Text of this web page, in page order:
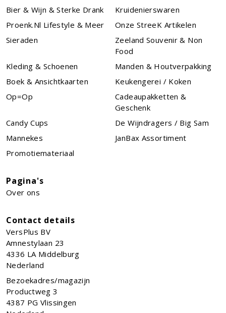
Bier & Wijn & Sterke Drank
Kruidenierswaren
Proenk.nl Lifestyle & Meer
Onze StreeK Artikelen
Sieraden
Zeeland Souvenir & Non
Food
Kleding & Schoenen
Manden & Houtverpakking
Boek & Ansichtkaarten
Keukengerei / Koken
Op=Op
Cadeaupakketten &
Geschenk
Candy Cups
De Wijndragers / Big Sam
Mannekes
JanBax Assortiment
Promotiemateriaal
Pagina's
Over ons
Contact details
VersPlus BV
Amnestylaan 23
4336 LA Middelburg
Nederland
Bezoekadres/magazijn
Productweg 3
4387 PG Vlissingen